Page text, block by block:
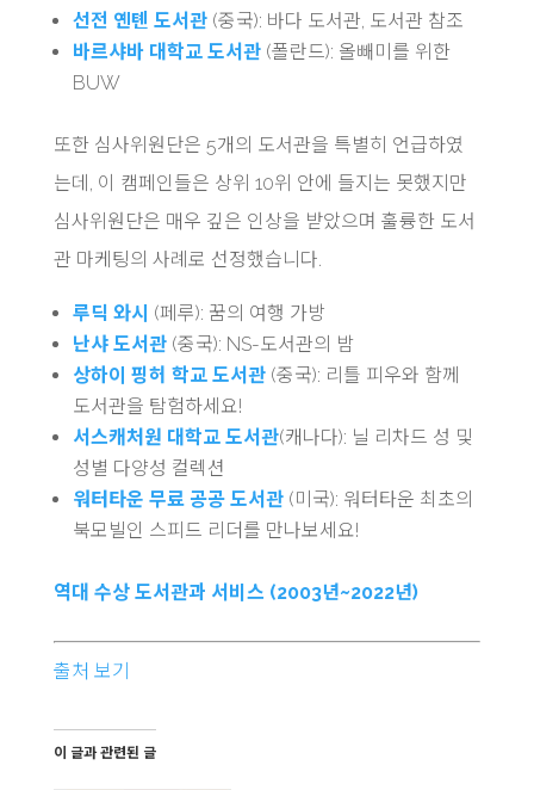
선전 옌톈 도서관(중국): 바다 도서관, 도서관 참조
바르샤바 대학교 도서관(폴란드): 올빼미를 위한
BUW
또한 심사위원단은 5개의 도서관을 특별히 언급하였
는데, 이 캠페인들은 상위 10위 안에 들지는 못했지만
심사위원단은 매우 깊은 인상을 받았으며 훌륭한 도서
관 마케팅의 사례로 선정했습니다.
루딕 와시 (페루): 꿈의 여행 가방
난샤 도서관(중국): NS-도서관의 밤
상하이 핑허 학교 도서관(중국): 리틀 피우와 함께
도서관을 탐험하세요!
서스캐처원 대학교 도서관(캐나다): 닐 리차드 성 및
성별 다양성 컬렉션
워터타운 무료 공공 도서관(미국): 워터타운 최초의
북모빌인 스피드 리더를 만나보세요!
역대 수상 도서관과 서비스 (2003년~2022년)
출처 보기
이 글과 관련된 글